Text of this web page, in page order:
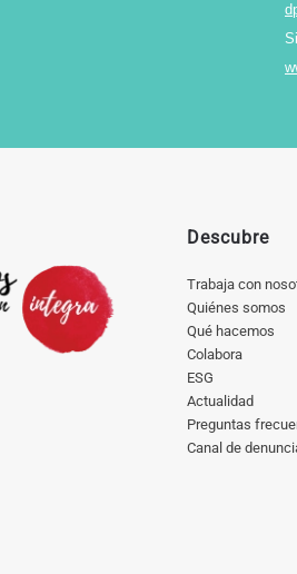
Descubre
Trabaja con
Quiénes somos
Qué hacemos
Colabora
ESG
Actualidad
Preguntas
Canal de